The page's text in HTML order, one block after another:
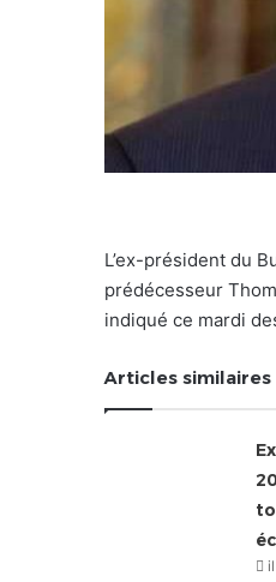
L’ex-président du
prédécesseur
indiqué ce mardi
Articles similaires